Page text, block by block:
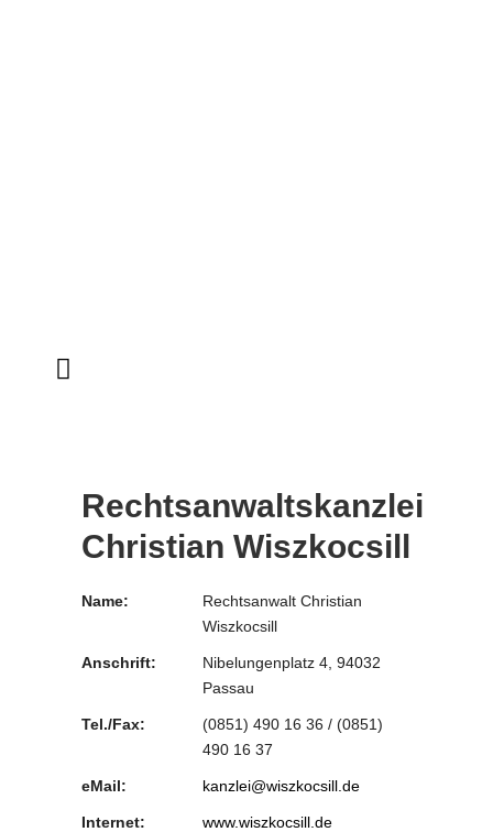
Rechtsanwaltskanzlei
Christian Wiszkocsill
Name:
Rechtsanwalt Christian
Wiszkocsill
Anschrift:
Nibelungenplatz 4, 94032
Passau
Tel./Fax:
(0851) 490 16 36 / (0851)
490 16 37
eMail: kanzlei@wiszkocsill.de
Internet: www.wiszkocsill.de